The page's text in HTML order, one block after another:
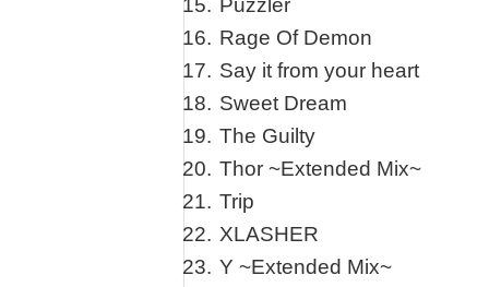
Puzzler
Rage Of Demon
Say it from your heart
Sweet Dream
The Guilty
Thor ~Extended Mix~
Trip
XLASHER
Y ~Extended Mix~